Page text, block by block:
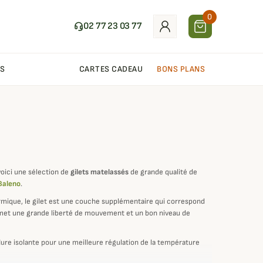
02 77 23 03 77
0
CARTES CADEAU BONS PLANS
une sélection de gilets matelassésde grande qualité de
.
le gilet est une couche supplémentaire qui correspond
une grande liberté de mouvement et un bon niveau de
isolante pour une meilleure régulation de la température